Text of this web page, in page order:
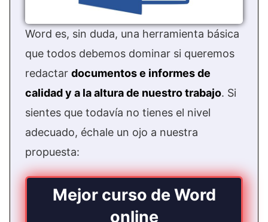
Word es, sin duda, una herramienta básica
que todos debemos dominar si queremos
redactar documentos e informes de
calidad y a la altura de nuestro trabajo. Si
sientes que todavía no tienes el nivel
adecuado, échale un ojo a nuestra
propuesta:
Mejor curso de Word
online